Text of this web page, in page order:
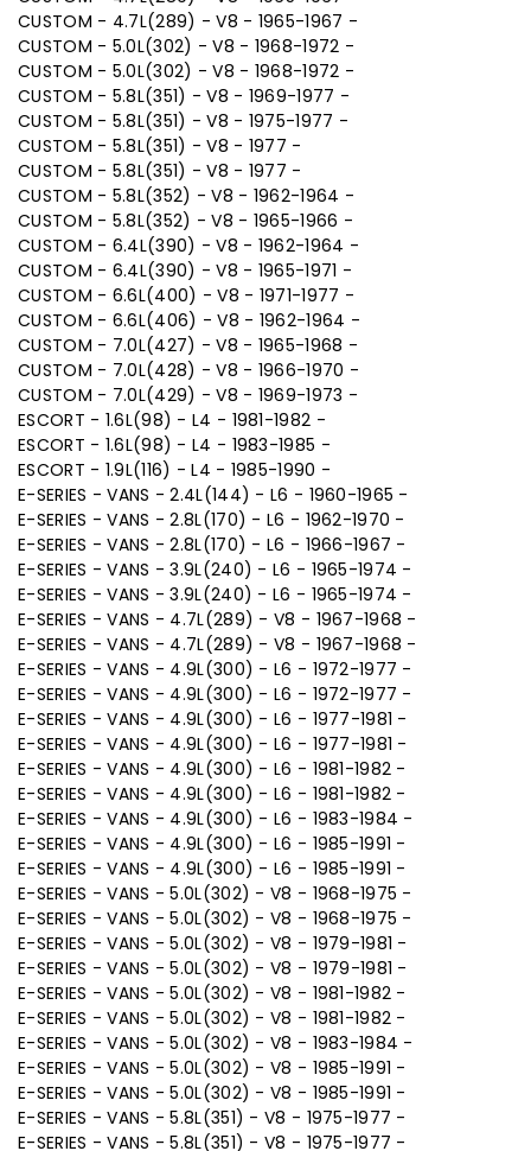
CUSTOM - 4.7L(289) - V8 - 1965-1967 -
CUSTOM - 5.0L(302) - V8 - 1968-1972 -
CUSTOM - 5.0L(302) - V8 - 1968-1972 -
CUSTOM - 5.8L(351) - V8 - 1969-1977 -
CUSTOM - 5.8L(351) - V8 - 1975-1977 -
CUSTOM - 5.8L(351) - V8 - 1977 -
CUSTOM - 5.8L(351) - V8 - 1977 -
CUSTOM - 5.8L(352) - V8 - 1962-1964 -
CUSTOM - 5.8L(352) - V8 - 1965-1966 -
CUSTOM - 6.4L(390) - V8 - 1962-1964 -
CUSTOM - 6.4L(390) - V8 - 1965-1971 -
CUSTOM - 6.6L(400) - V8 - 1971-1977 -
CUSTOM - 6.6L(406) - V8 - 1962-1964 -
CUSTOM - 7.0L(427) - V8 - 1965-1968 -
CUSTOM - 7.0L(428) - V8 - 1966-1970 -
CUSTOM - 7.0L(429) - V8 - 1969-1973 -
ESCORT - 1.6L(98) - L4 - 1981-1982 -
ESCORT - 1.6L(98) - L4 - 1983-1985 -
ESCORT - 1.9L(116) - L4 - 1985-1990 -
E-SERIES - VANS - 2.4L(144) - L6 - 1960-1965 -
E-SERIES - VANS - 2.8L(170) - L6 - 1962-1970 -
E-SERIES - VANS - 2.8L(170) - L6 - 1966-1967 -
E-SERIES - VANS - 3.9L(240) - L6 - 1965-1974 -
E-SERIES - VANS - 3.9L(240) - L6 - 1965-1974 -
E-SERIES - VANS - 4.7L(289) - V8 - 1967-1968 -
E-SERIES - VANS - 4.7L(289) - V8 - 1967-1968 -
E-SERIES - VANS - 4.9L(300) - L6 - 1972-1977 -
E-SERIES - VANS - 4.9L(300) - L6 - 1972-1977 -
E-SERIES - VANS - 4.9L(300) - L6 - 1977-1981 -
E-SERIES - VANS - 4.9L(300) - L6 - 1977-1981 -
E-SERIES - VANS - 4.9L(300) - L6 - 1981-1982 -
E-SERIES - VANS - 4.9L(300) - L6 - 1981-1982 -
E-SERIES - VANS - 4.9L(300) - L6 - 1983-1984 -
E-SERIES - VANS - 4.9L(300) - L6 - 1985-1991 -
E-SERIES - VANS - 4.9L(300) - L6 - 1985-1991 -
E-SERIES - VANS - 5.0L(302) - V8 - 1968-1975 -
E-SERIES - VANS - 5.0L(302) - V8 - 1968-1975 -
E-SERIES - VANS - 5.0L(302) - V8 - 1979-1981 -
E-SERIES - VANS - 5.0L(302) - V8 - 1979-1981 -
E-SERIES - VANS - 5.0L(302) - V8 - 1981-1982 -
E-SERIES - VANS - 5.0L(302) - V8 - 1981-1982 -
E-SERIES - VANS - 5.0L(302) - V8 - 1983-1984 -
E-SERIES - VANS - 5.0L(302) - V8 - 1985-1991 -
E-SERIES - VANS - 5.0L(302) - V8 - 1985-1991 -
E-SERIES - VANS - 5.8L(351) - V8 - 1975-1977 -
E-SERIES - VANS - 5.8L(351) - V8 - 1975-1977 -